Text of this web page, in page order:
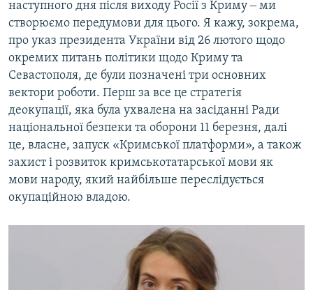
наступного дня після виходу Росії з Криму ‒ ми
створюємо передумови для цього. Я кажу, зокрема,
про указ президента України від 26 лютого щодо
окремих питань політики щодо Криму та
Севастополя, де були позначені три основних
вектори роботи. Перш за все це стратегія
деокупації, яка була ухвалена на засіданні Ради
національної безпеки та оборони 11 березня, далі
це, власне, запуск «Кримської платформи», а також
захист і розвиток кримськотатарської мови як
мови народу, який найбільше переслідується
окупаційною владою.